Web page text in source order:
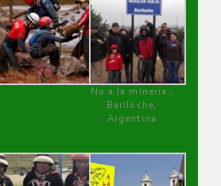
No a la minería ,
Bariloche,
Argentina